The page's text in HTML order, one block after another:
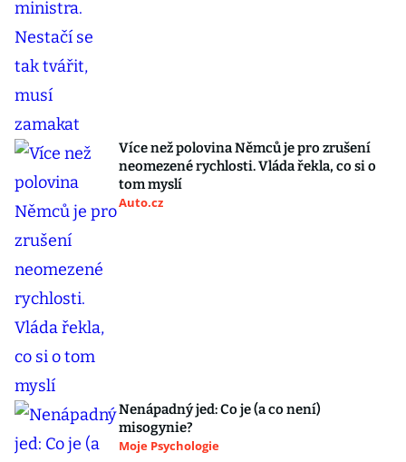
Více než polovina Němců je pro zrušení
neomezené rychlosti. Vláda řekla, co si o
tom myslí
Auto.cz
Nenápadný jed: Co je (a co není)
misogynie?
Moje Psychologie